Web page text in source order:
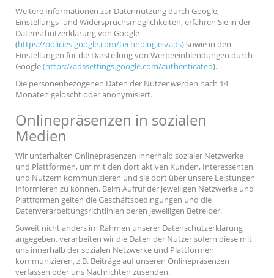
Weitere Informationen zur Datennutzung durch Google,
Einstellungs- und Widerspruchsmöglichkeiten, erfahren Sie in der
Datenschutzerklärung von Google
(https://policies.google.com/technologies/ads) sowie in den
Einstellungen für die Darstellung von Werbeeinblendungen durch
Google(https://adssettings.google.com/authenticated).
Die personenbezogenen Daten der Nutzer werden nach 14
Monaten gelöscht oder anonymisiert.
Onlinepräsenzen in sozialen
Medien
Wir unterhalten Onlinepräsenzen innerhalb sozialer Netzwerke
und Plattformen, um mit den dort aktiven Kunden, Interessenten
und Nutzern kommunizieren und sie dort über unsere Leistungen
informieren zu können. Beim Aufruf der jeweiligen Netzwerke und
Plattformen gelten die Geschäftsbedingungen und die
Datenverarbeitungsrichtlinien deren jeweiligen Betreiber.
Soweit nicht anders im Rahmen unserer Datenschutzerklärung
angegeben, verarbeiten wir die Daten der Nutzer sofern diese mit
uns innerhalb der sozialen Netzwerke und Plattformen
kommunizieren, z.B. Beiträge auf unseren Onlinepräsenzen
verfassen oder uns Nachrichten zusenden.